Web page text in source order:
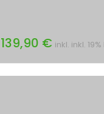
139,90 € inkl. inkl.